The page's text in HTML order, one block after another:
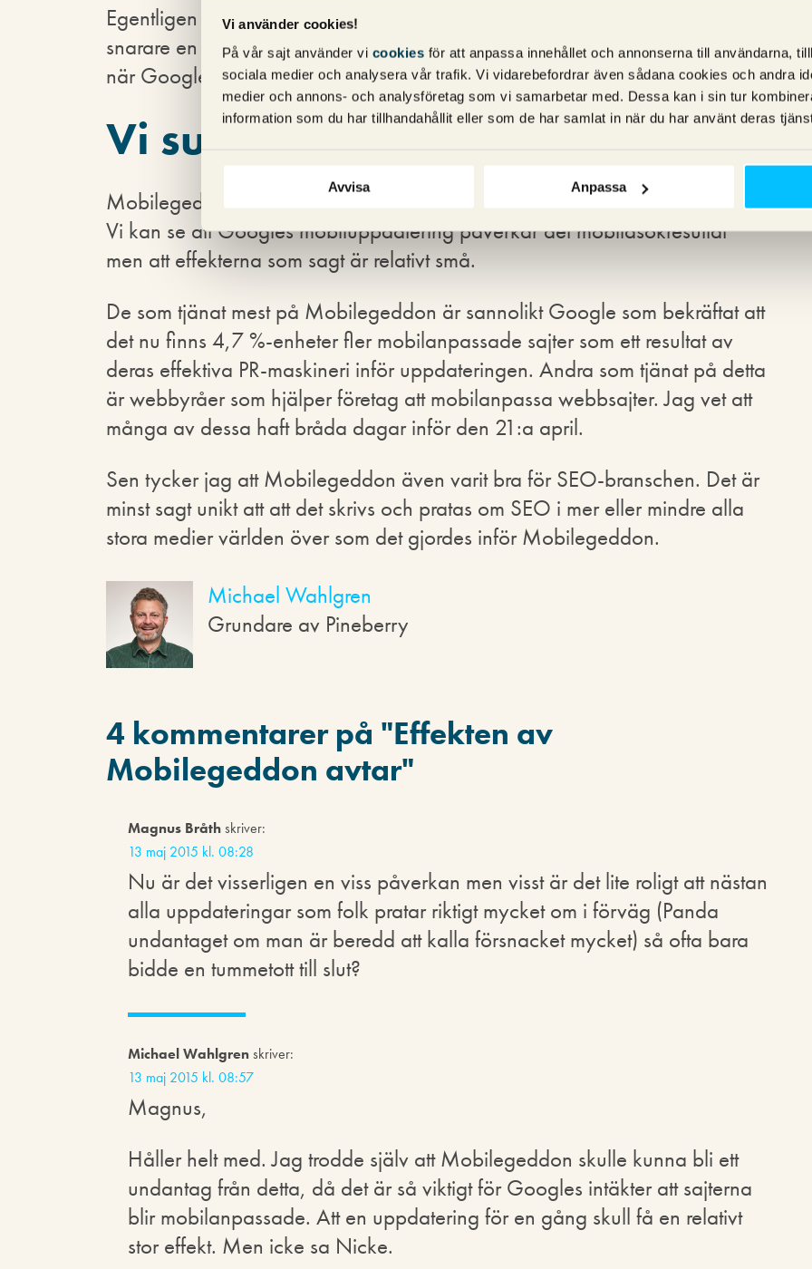
Vi använder cookies!
På vår sajt använder vi cookies för att anpassa innehållet och annonserna till användarna,
sociala medier och analysera vår trafik. Vi vidarebefordrar även sådana cookies och andra
medier och annons- och analysföretag som vi samarbetar med. Dessa kan i sin tur
information som du har tillhandahållit eller som de har samlat in när du har använt deras
Avvisa Anpassa
Egentligen är det inte så konstigt att resultaten återhämtat sig något. Det är
snarare en regel än ett undantag att resultaten återhämtar sig efter ett tag
när Google gör stora uppdateringar.
Vi summerar Mobilegeddon
Mobilegeddon blev långt ifrån det Harmageddon som det spekulerades i.
Vi kan se att Googles mobiluppdatering påverkar det mobilasökresultat
men att effekterna som sagt är relativt små.
De som tjänat mest på Mobilegeddon är sannolikt Google som bekräftat att
det nu finns 4,7 %-enheter fler mobilanpassade sajter som ett resultat av
deras effektiva PR-maskineri inför uppdateringen. Andra som tjänat på detta
är webbyråer som hjälper företag att mobilanpassa webbsajter. Jag vet att
många av dessa haft bråda dagar inför den 21:a april.
Sen tycker jag att Mobilegeddon även varit bra för SEO-branschen. Det är
minst sagt unikt att att det skrivs och pratas om SEO i mer eller mindre alla
stora medier världen över som det gjordes inför Mobilegeddon.
Michael Wahlgren
Grundare av Pineberry
4 kommentarer på "Effekten av
Mobilegeddon avtar"
Magnus Bråthskriver:
13 maj 2015 kl. 08:28
Nu är det visserligen en viss påverkan men visst är det lite roligt att nästan
alla uppdateringar som folk pratar riktigt mycket om i förväg (Panda
undantaget om man är beredd att kalla försnacket mycket) så ofta bara
bidde en tummetott till slut?
Michael Wahlgrenskriver:
13 maj 2015 kl. 08:57
Magnus,
Håller helt med. Jag trodde själv att Mobilegeddon skulle kunna bli ett
undantag från detta, då det är så viktigt för Googles intäkter att sajterna
blir mobilanpassade. Att en uppdatering för en gång skull få en relativt
stor effekt. Men icke sa Nicke.